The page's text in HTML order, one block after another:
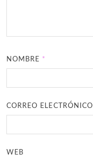
NOMBRE *
CORREO ELECTRÓNICO
WEB